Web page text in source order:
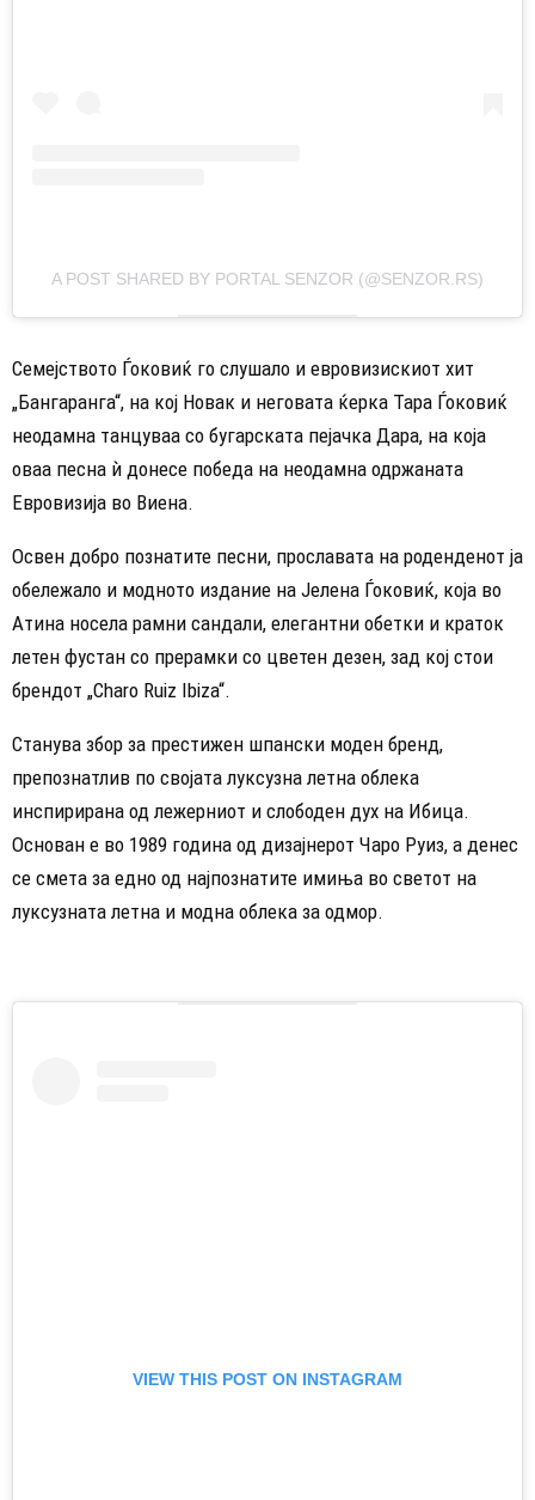
A POST SHARED BY PORTAL SENZOR (@SENZOR.RS)
Семејството Ѓоковиќ го слушало и евровизискиот хит
„Бангаранга“, на кој Новак и неговата ќерка Тара Ѓоковиќ
неодамна танцуваа со бугарската пејачка Дара, на која
оваа песна ѝ донесе победа на неодамна одржаната
Евровизија во Виена.
Освен добро познатите песни, прославата на роденденот ја
обележало и модното издание на Јелена Ѓоковиќ, која во
Атина носела рамни сандали, елегантни обетки и краток
летен фустан со прерамки со цветен дезен, зад кој стои
брендот „Charo Ruiz Ibiza“.
Станува збор за престижен шпански моден бренд,
препознатлив по својата луксузна летна облека
инспирирана од лежерниот и слободен дух на Ибица.
Основан е во 1989 година од дизајнерот Чаро Руиз, а денес
се смета за едно од најпознатите имиња во светот на
луксузната летна и модна облека за одмор.
VIEW THIS POST ON INSTAGRAM